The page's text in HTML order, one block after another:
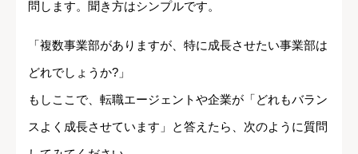
問します。聞き方はシンプルです。
「複数事業部がありますが、特に成長させたい事業部は
どれでしょうか?」
もしここで、転職エージェントや企業が「どれもバラン
スよく成長させています」と答えたら、次のように質問